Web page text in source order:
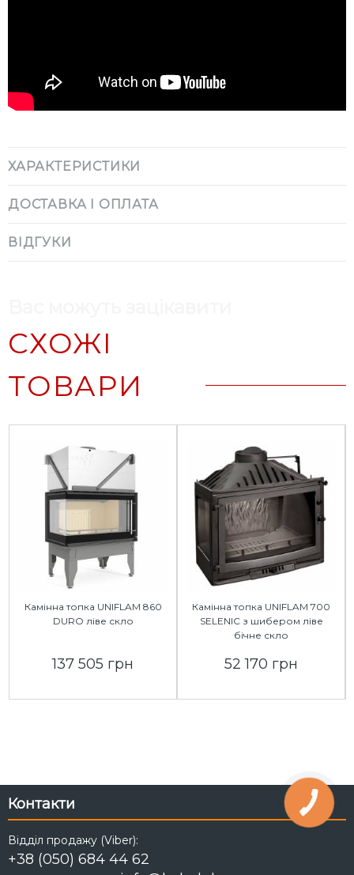
ХАРАКТЕРИСТИКИ
ДОСТАВКА І ОПЛАТА
ВІДГУКИ
СХОЖІ
ТОВАРИ
Камінна топка UNIFLAM 860
DURO ліве скло
137 505 грн
Камінна топка UNIFLAM 700
SELENIC з шибером ліве
бічне скло
52 170 грн
Контакти
Відділ продажу (Viber):
+38 (050) 684 44 62